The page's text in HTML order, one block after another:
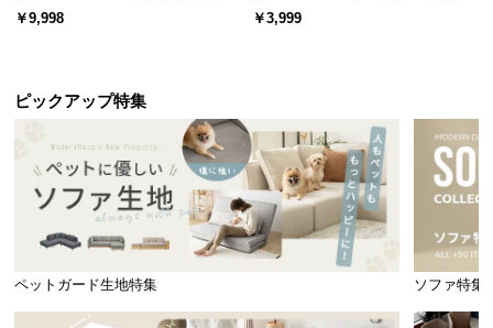
ード 木目/石目調 オープン収納・
引き出し収納付き
￥9,998
スチール 4段階高さ調節 サイドフ
ック オープンラック シンプル
￥3,999
ピックアップ特集
ペットガード生地特集 ソファ特集